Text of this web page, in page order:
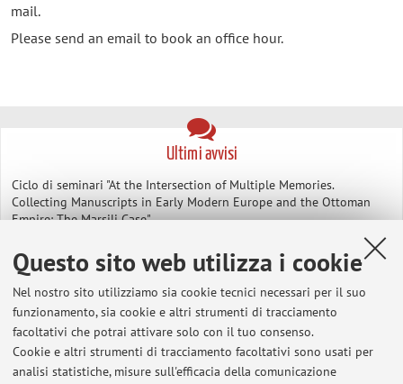
Questo sito web utilizza i cookie
Nel nostro sito utilizziamo sia cookie tecnici necessari per il suo
funzionamento, sia cookie e altri strumenti di tracciamento
facoltativi che potrai attivare solo con il tuo consenso.
Cookie e altri strumenti di tracciamento facoltativi sono usati per
analisi statistiche, misure sull'efficacia della comunicazione
mail.
Please send an email to book an office hour.
Ultimi avvisi
Ciclo di seminari "At the Intersection of Multiple Memories.
Collecting Manuscripts in Early Modern Europe and the Ottoman
Empire: The Marsili Case"
Ciclo di seminari: At the Intersection of Multiple Memories.
Collecting Manuscripts in Early Modern Europe and the Ottoman
Empire: THE MARSILI CASE
Pubblicato il: 21 febbraio 2025
Tutti gli avvisi